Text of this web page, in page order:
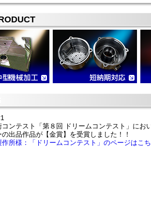
コンテスト「第８回 ドリームコンテスト」にお
出品作品が【金賞】を受賞しました！！
作所様：「ドリームコンテスト」のページはこ